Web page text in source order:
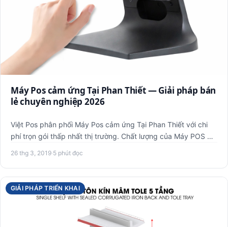
Máy Pos cảm ứng Tại Phan Thiết — Giải pháp bán
lẻ chuyên nghiệp 2026
Việt Pos phân phối Máy Pos cảm ứng Tại Phan Thiết với chi
phí trọn gói thấp nhất thị trường. Chất lượng của Máy POS đã
26 thg 3, 2019·5 phút đọc
GIẢI PHÁP TRIỂN KHAI